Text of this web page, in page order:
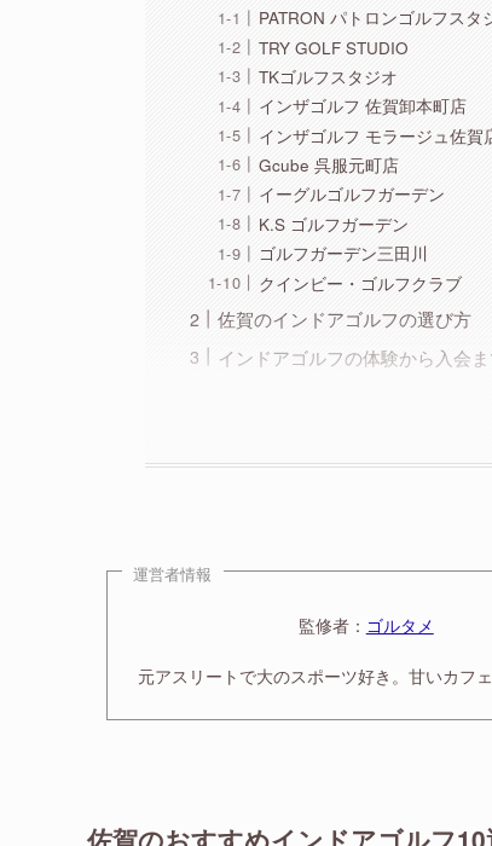
PATRON パトロンゴルフスタ
TRY GOLF STUDIO
TKゴルフスタジオ
インザゴルフ 佐賀卸本町店
インザゴルフ モラージュ佐賀
Gcube 呉服元町店
イーグルゴルフガーデン
K.S ゴルフガーデン
ゴルフガーデン三田川
クインビー・ゴルフクラブ
佐賀のインドアゴルフの選び方
インドアゴルフの体験から入会
運営者情報
監修者： ゴルタメ
元アスリートで大のスポーツ好き。甘いカフェ
佐賀のおすすめインドアゴルフ10